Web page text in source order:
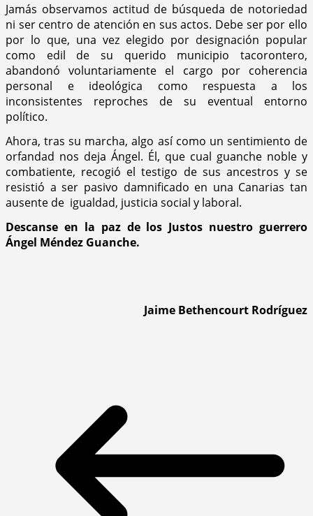
Jamás observamos actitud de búsqueda de notoriedad
ni ser centro de atención en sus actos. Debe ser por ello
por lo que, una vez elegido por designación popular
como edil de su querido municipio tacorontero,
abandonó voluntariamente el cargo por coherencia
personal e ideológica como respuesta a los
inconsistentes reproches de su eventual entorno
político.
Ahora, tras su marcha, algo así como un sentimiento de
orfandad nos deja Ángel. Él, que cual guanche noble y
combatiente, recogió el testigo de sus ancestros y se
resistió a ser pasivo damnificado en una Canarias tan
ausente de igualdad, justicia social y laboral.
Descanse en la paz de los Justos nuestro guerrero
Ángel Méndez Guanche.
Jaime Bethencourt Rodríguez